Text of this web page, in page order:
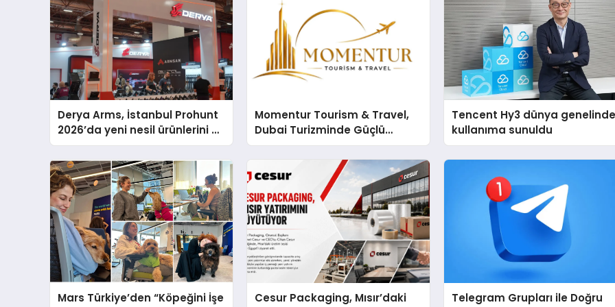
Derya Arms, İstanbul Prohunt
2026’da yeni nesil ürünlerini ve
global marka vizyonunu
sergiledi
Momentur Tourism & Travel,
Dubai Turizminde Güçlü
Operasyon Ağıyla Fark
Tencent Hy3 dünya
kullanıma sunuldu
Mars Türkiye’den “Köpeğini İşe
Cesur Packaging, Mısır’daki
Telegram Grupları ile Doğru